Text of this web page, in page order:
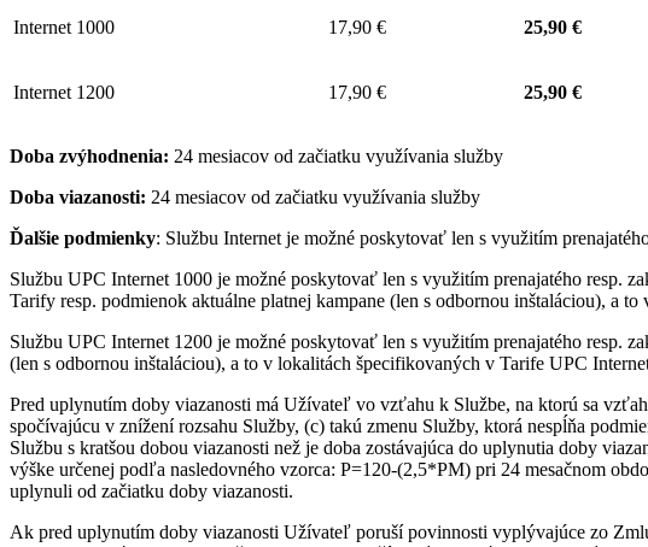
Internet 1000 17,90 € 25,90 €
Internet 1200 17,90 € 25,90 €
Doba zvýhodnenia: 24 mesiacov od začiatku využívania služby
Doba viazanosti: 24 mesiacov od začiatku využívania služby
Ďalšie podmienky: Službu Internet je možné poskytovať len s využitím
Službu UPC Internet 1000 je možné poskytovať len s využitím prenajatého resp.
Tarify resp. podmienok aktuálne platnej kampane (len s odbornou inštaláciou), a
Službu UPC Internet 1200 je možné poskytovať len s využitím prenajatého resp.
(len s odbornou inštaláciou), a to v lokalitách špecifikovaných v Tarife UPC
Pred uplynutím doby viazanosti má Užívateľ vo vzťahu k Službe, na ktorú sa
spočívajúcu v znížení rozsahu Služby, (c) takú zmenu Služby, ktorá nespĺňa
Službu s kratšou dobou viazanosti než je doba zostávajúca do uplynutia doby
výške určenej podľa nasledovného vzorca: P=120-(2,5*PM) pri 24 mesačnom
uplynuli od začiatku doby viazanosti.
Ak pred uplynutím doby viazanosti Užívateľ poruší povinnosti vyplývajúce zo